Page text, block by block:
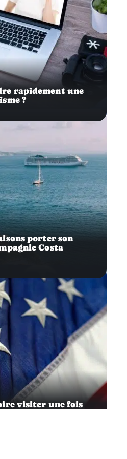
rapidement une
?
porter son
Costa
visiter une fois